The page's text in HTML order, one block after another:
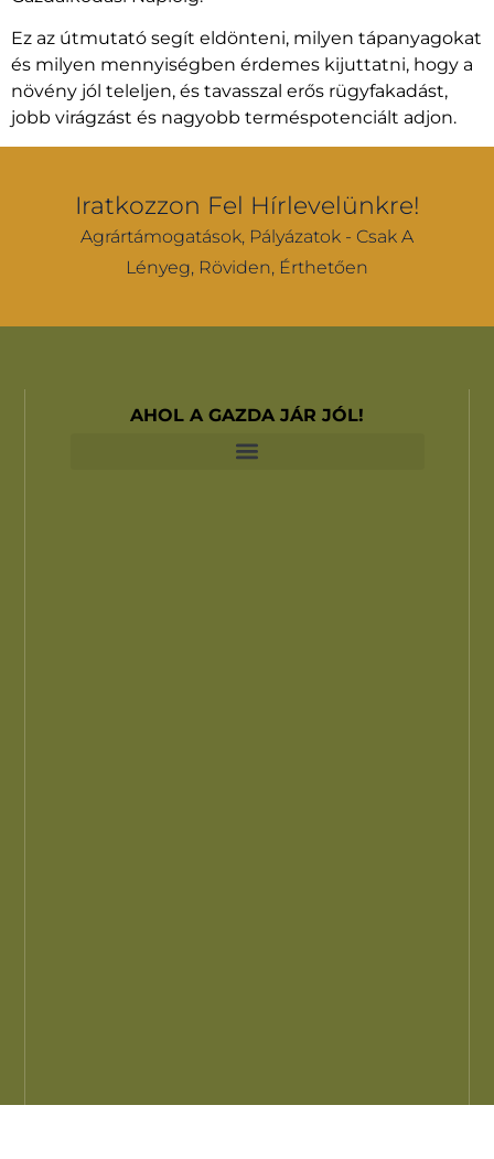
Ez az útmutató segít eldönteni, milyen tápanyagokat
és milyen mennyiségben érdemes kijuttatni, hogy a
növény jól teleljen, és tavasszal erős rügyfakadást,
jobb virágzást és nagyobb terméspotenciált adjon.
Iratkozzon Fel Hírlevelünkre!
Agrártámogatások, Pályázatok - Csak A
Lényeg, Röviden, Érthetően
AHOL A GAZDA JÁR JÓL!